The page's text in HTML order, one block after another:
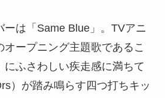
ーは「Same Blue」。TVアニ
オープニング主題歌であるこ
にふさわしい疾走感に満ちて
）が踏み鳴らす四つ打ちキッ